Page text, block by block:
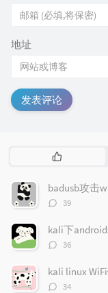
地址
发表评论
热
文
章
badusb攻击
评
数：
39
kali下
评
数：
36
kali linux
评
34